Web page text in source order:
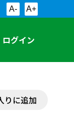
A- A+
ログイン
りに追加